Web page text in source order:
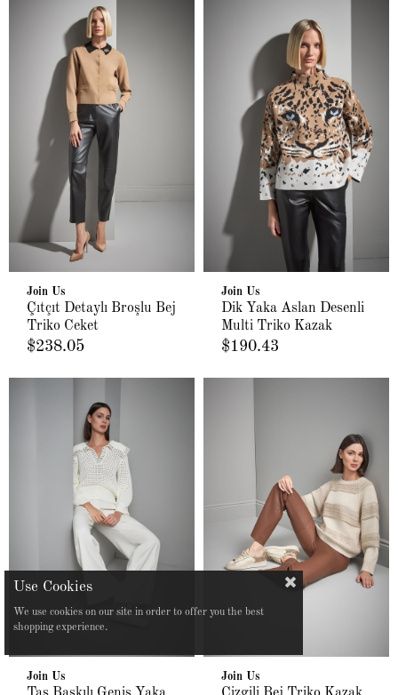
Join Us
Çıtçıt Detaylı Broşlu Bej
Triko Ceket
$238.05
Join Us
Dik Yaka Aslan Desenli
Multi Triko Kazak
$190.43
Join Us Join Us
We use cookies on our site in order to offer you the best
shopping experience.